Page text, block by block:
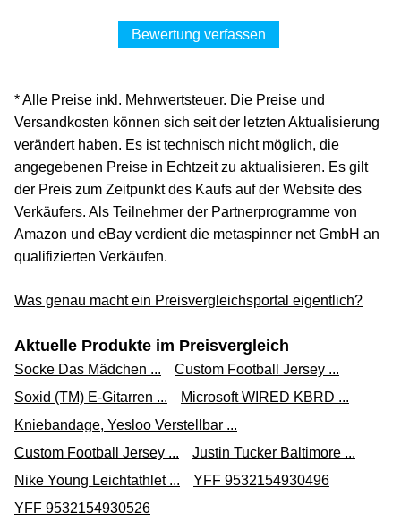
Bewertung verfassen
* Alle Preise inkl. Mehrwertsteuer. Die Preise und
Versandkosten können sich seit der letzten Aktualisierung
verändert haben. Es ist technisch nicht möglich, die
angegebenen Preise in Echtzeit zu aktualisieren. Es gilt
der Preis zum Zeitpunkt des Kaufs auf der Website des
Verkäufers. Als Teilnehmer der Partnerprogramme von
Amazon und eBay verdient die metaspinner net GmbH an
qualifizierten Verkäufen.
Was genau macht ein Preisvergleichsportal eigentlich?
Aktuelle Produkte im Preisvergleich
Socke Das Mädchen ...
Custom Football Jersey ...
Soxid (TM) E-Gitarren ...
Microsoft WIRED KBRD ...
Kniebandage, Yesloo Verstellbar ...
Custom Football Jersey ...
Justin Tucker Baltimore ...
Nike Young Leichtathlet ...
YFF 9532154930496
YFF 9532154930526